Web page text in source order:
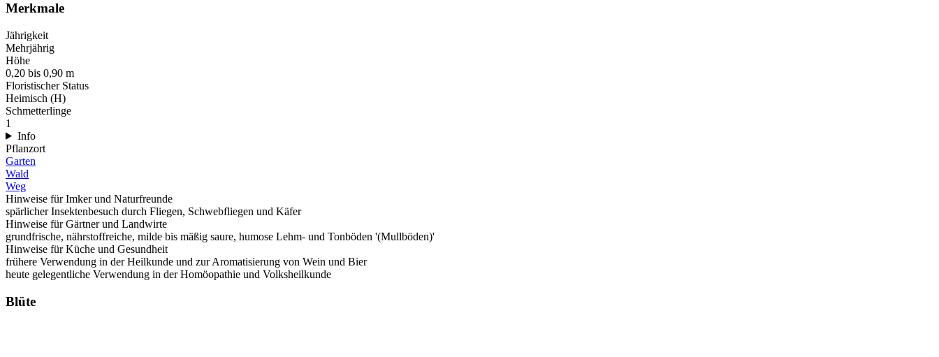
Merkmale
Jährigkeit
Mehrjährig
Höhe
0,20 bis 0,90 m
Floristischer Status
Heimisch (H)
Schmetterlinge
1
Info
Pflanzort
Garten
Wald
Weg
Hinweise für Imker und Naturfreunde
spärlicher Insektenbesuch durch Fliegen, Schwebfliegen und Käfer
Hinweise für Gärtner und Landwirte
grundfrische, nährstoffreiche, milde bis mäßig saure, humose Lehm- und Tonböden '(Mullböden)'
Hinweise für Küche und Gesundheit
frühere Verwendung in der Heilkunde und zur Aromatisierung von Wein und Bier
heute gelegentliche Verwendung in der Homöopathie und Volksheilkunde
Blüte